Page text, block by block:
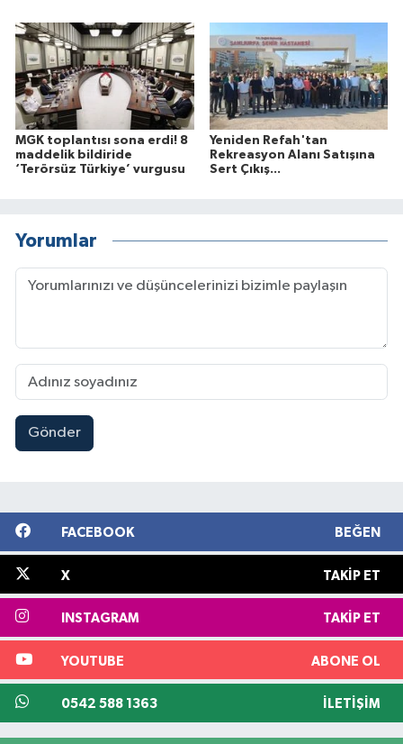
MGK toplantısı sona erdi! 8
maddelik bildiride
‘Terörsüz Türkiye’ vurgusu
Yeniden Refah'tan
Rekreasyon Alanı Satışına
Sert Çıkış...
Yorumlar
Gönder
FACEBOOK BEĞEN
X TAKIP ET
INSTAGRAM TAKIP ET
YOUTUBE ABONE OL
0542 588 1363 İLETIŞIM